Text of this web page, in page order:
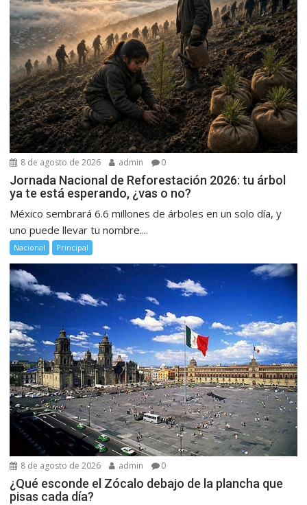
8 de agosto de 2026 admin 0
Jornada Nacional de Reforestación 2026: tu árbol
ya te está esperando, ¿vas o no?
México sembrará 6.6 millones de árboles en un solo día, y
uno puede llevar tu nombre....
Nacional Principal
8 de agosto de 2026 admin 0
¿Qué esconde el Zócalo debajo de la plancha que
pisas cada día?